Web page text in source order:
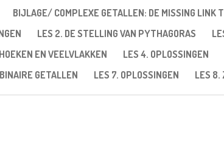
BIJLAGE/ COMPLEXE GETALLEN: DE MISSING LINK
LES 2. DE STELLING VAN PYTHAGORAS
EN VEELVLAKKEN LES 4. OPLOSSINGEN
GETALLEN LES 7. OPLOSSINGEN LES 8.